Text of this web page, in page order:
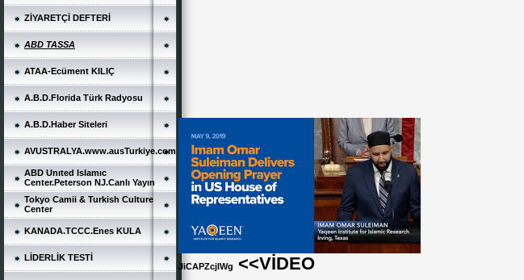
ZİYARETÇİ DEFTERİ
ABD TASSA
ATAA-Ecüment KILIÇ
A.B.D.Florida Türk Radyosu
A.B.D.Haber Siteleri
AVUSTRALYA.www.ausTurkiye.com
ABD Unıted Islamıc
Center.Peterson NJ.Canlı Yayın
Tokyo Camii & Turkish Culture
Center
KANADA.TCCC.Enes KULA
LİDERLİK TESTİ
JiCAPZcjlWg <<VİDEO